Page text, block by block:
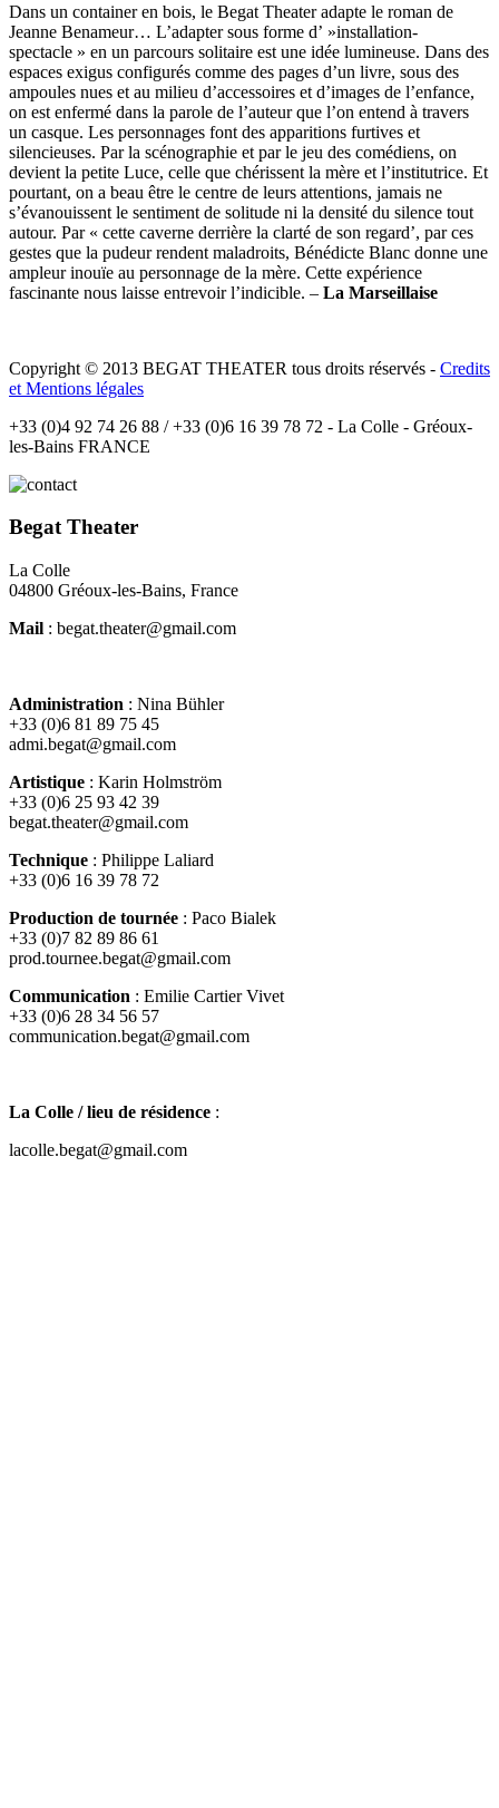
Dans un container en bois, le Begat Theater adapte le roman de
Jeanne Benameur… L’adapter sous forme d’ »installation-
spectacle » en un parcours solitaire est une idée lumineuse. Dans des
espaces exigus configurés comme des pages d’un livre, sous des
ampoules nues et au milieu d’accessoires et d’images de l’enfance,
on est enfermé dans la parole de l’auteur que l’on entend à travers
un casque. Les personnages font des apparitions furtives et
silencieuses. Par la scénographie et par le jeu des comédiens, on
devient la petite Luce, celle que chérissent la mère et l’institutrice. Et
pourtant, on a beau être le centre de leurs attentions, jamais ne
s’évanouissent le sentiment de solitude ni la densité du silence tout
autour. Par « cette caverne derrière la clarté de son regard’, par ces
gestes que la pudeur rendent maladroits, Bénédicte Blanc donne une
ampleur inouïe au personnage de la mère. Cette expérience
fascinante nous laisse entrevoir l’indicible. – La Marseillaise
Copyright © 2013 BEGAT THEATER tous droits réservés - Credits
et Mentions légales
+33 (0)4 92 74 26 88 / +33 (0)6 16 39 78 72 - La Colle - Gréoux-
les-Bains FRANCE
Begat Theater
La Colle
04800 Gréoux-les-Bains, France
Mail : begat.theater@gmail.com
Administration : Nina Bühler
+33 (0)6 81 89 75 45
admi.begat@gmail.com
Artistique : Karin Holmström
+33 (0)6 25 93 42 39
begat.theater@gmail.com
Technique : Philippe Laliard
+33 (0)6 16 39 78 72
Production de tournée : Paco Bialek
+33 (0)7 82 89 86 61
prod.tournee.begat@gmail.com
Communication : Emilie Cartier Vivet
+33 (0)6 28 34 56 57
communication.begat@gmail.com
La Colle / lieu de résidence :
lacolle.begat@gmail.com